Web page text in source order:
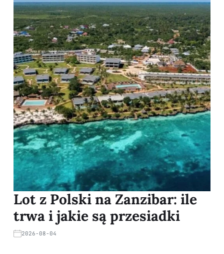
Lot z Polski na Zanzibar: ile
trwa i jakie są przesiadki
2026-08-04